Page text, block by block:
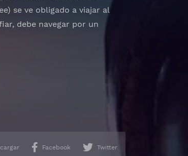
se ve obligado a viajar al
debe navegar por un
Facebook Twitter